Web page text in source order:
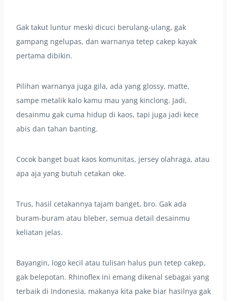
Gak takut luntur meski dicuci berulang-ulang, gak
gampang ngelupas, dan warnanya tetep cakep kayak
pertama dibikin.
Pilihan warnanya juga gila, ada yang glossy, matte,
sampe metalik kalo kamu mau yang kinclong. Jadi,
desainmu gak cuma hidup di kaos, tapi juga jadi kece
abis dan tahan banting.
Cocok banget buat kaos komunitas, jersey olahraga, atau
apa aja yang butuh cetakan oke.
Trus, hasil cetakannya tajam banget, bro. Gak ada
buram-buram atau bleber, semua detail desainmu
keliatan jelas.
Bayangin, logo kecil atau tulisan halus pun tetep cakep,
gak belepotan. Rhinoflex ini emang dikenal sebagai yang
terbaik di Indonesia, makanya kita pake biar hasilnya gak